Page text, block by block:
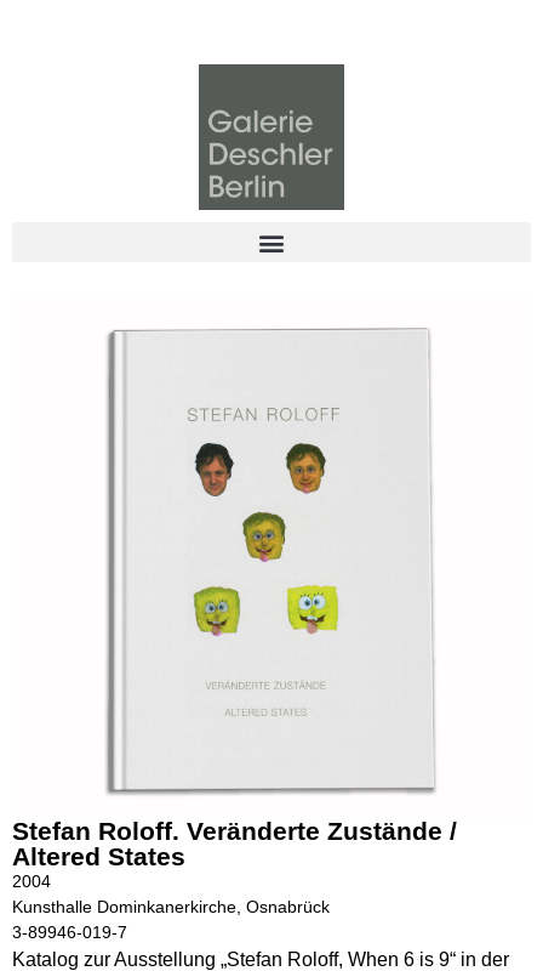
Stefan Roloff. Veränderte Zustände /
Altered States
2004
Kunsthalle Dominkanerkirche, Osnabrück
3-89946-019-7
Katalog zur Ausstellung „Stefan Roloff, When 6 is 9“ in der